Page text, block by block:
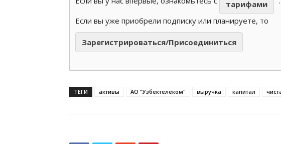
тарифами
Если вы уже приобрели подписку или планируете, то
Зарегистрироваться/Присоединиться
ТЕГИ активы АО "Узбектелеком" выручка капитал